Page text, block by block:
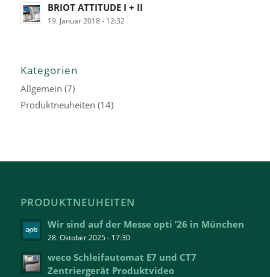
BRIOT ATTITUDE I + II
19. Januar 2018 - 12:32
Kategorien
Allgemein (7)
Produktneuheiten (14)
PRODUKTNEUHEITEN
Wir sind auf der Messe opti ’26 in München
28. Oktober 2025 - 17:30
weco Schleifautomat E7 und CT7
Zentriergerät Produktvideo